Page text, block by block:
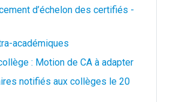
d’échelon des certifiés -
académiques
: Motion de CA à adapter
notifiés aux collèges le 20